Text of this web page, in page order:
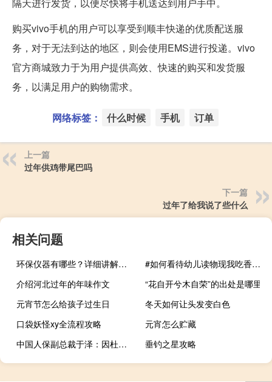
购买vivo手机的用户可以享受到顺丰快递的优质配送服
务，对于无法到达的地区，则会使用EMS进行投递。vivo
官方商城致力于为用户提供高效、快速的购买和发货服
务，以满足用户的购物需求。
网络标签： 什么时候 手机 订单
上一篇
过年供鸡带尾巴吗
下一篇
过年了给我说了些什么
相关问题
环保仪器有哪些？详细讲解各类环保仪器的使用方法
#如何看待幼儿读物现我吃香蕉你吃皮#？ 到底什么情况嘞
介绍河北过年的年味作文
“花自开兮木自荣”的出处是哪里
元宵节怎么给孩子过生日
冬天如何让头发变白色
口袋妖怪xy全流程攻略
元宵怎么贮藏
中国人保副总裁于泽：因杜苏芮台风造成毛损失约38.6亿元 车险已赔付98%
垂钓之星攻略
公积金余额的查询有什么